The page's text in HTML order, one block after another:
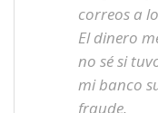
correos a
El dinero
no sé si
mi banco
fraude.